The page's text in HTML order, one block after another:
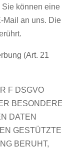
können eine
Mail an uns. Die
(Art. 21
F DSGVO
DATEN
BERUHT,